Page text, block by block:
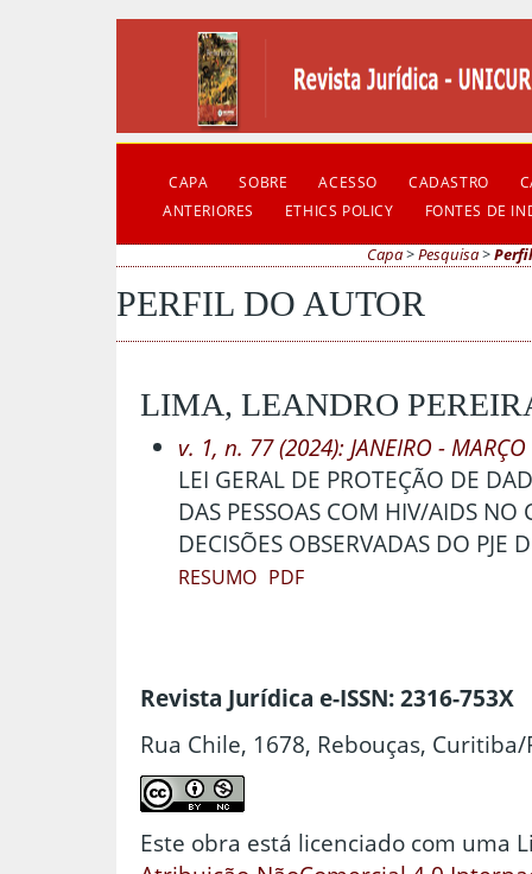
CAPA SOBRE ACESSO CADASTRO
ANTERIORES
ETHICS POLICY FONTES DE
Capa>Pesquisa>
PERFIL DO AUTOR
LIMA, LEANDRO
v. 1, n. 77 (2024): JANEIRO - MARÇO
LEI GERAL DE PROTEÇÃO DE
DAS PESSOAS COM HIV/AIDS NO
DECISÕES OBSERVADAS DO PJE
RESUMO PDF
Revista Jurídica e-ISSN: 2316-753X
Rua Chile, 1678, Rebouças, Curitiba/
Este obra está licenciado com uma